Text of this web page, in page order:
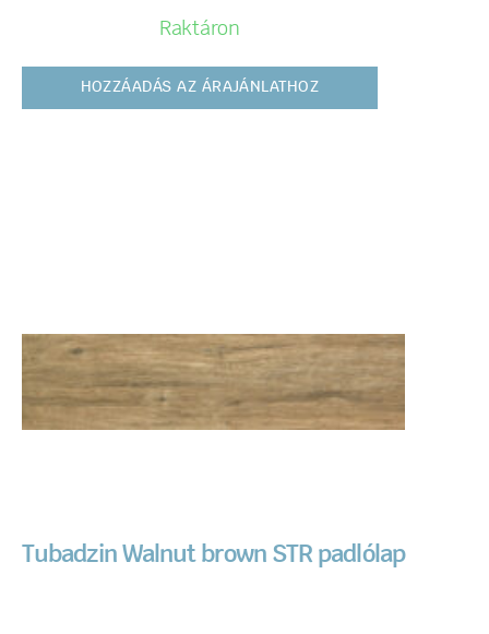
Raktáron
HOZZÁADÁS AZ ÁRAJÁNLATHOZ
Tubadzin Walnut brown STR padlólap